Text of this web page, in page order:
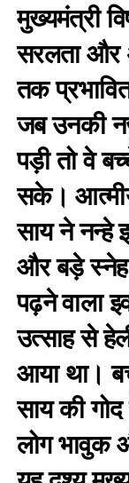
मुख्यमंत्री
सरलता और
तक
जब उनकी
पड़ी तो वे
सके।
साय ने नन्हे
और बड़े स्नेह
पढ़ने वाला
उत्साह से
आया था।
साय की
लोग भावुक